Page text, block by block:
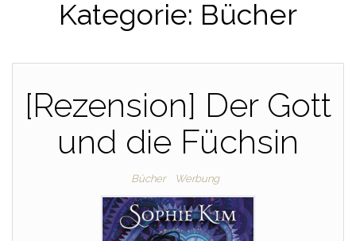
Kategorie: Bücher
[Rezension] Der Gott
und die Füchsin
Bücher Werbung